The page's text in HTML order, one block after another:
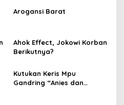
Arogansi Barat
Ahok Effect, Jokowi Korban
Berikutnya?
Kutukan Keris Mpu
Gandring “Anies dan